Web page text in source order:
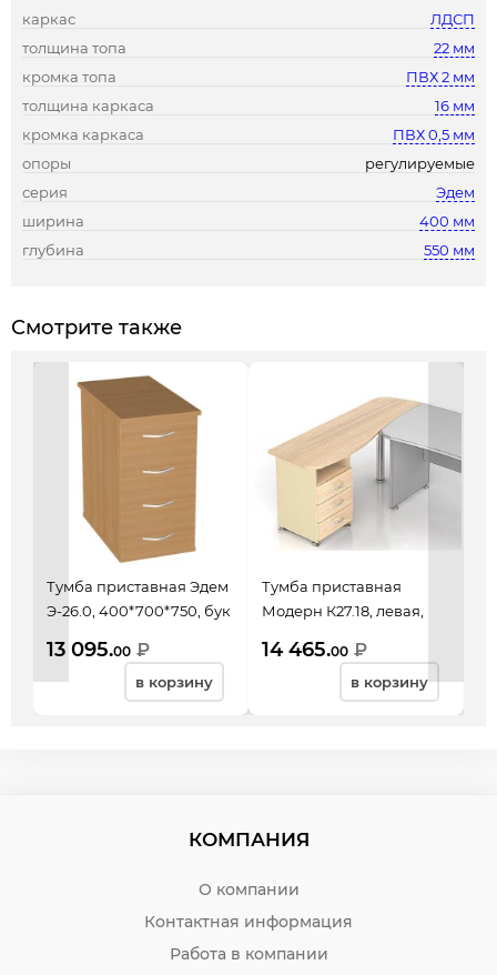
каркас
ЛДСП
толщина топа
22 мм
кромка топа
ПВХ 2 мм
толщина каркаса
16 мм
кромка каркаса
ПВХ 0,5 мм
опоры
регулируемые
серия
Эдем
ширина
400 мм
глубина
550 мм
Смотрите также
Тумба приставная Эдем
Э-26.0, 400*700*750, бук
13 095.00 ₽
в корзину
Тумба приставная
Модерн К27.18, левая,
шамони светлый
14 465.00 ₽
в корзину
КОМПАНИЯ
О компании
Контактная информация
Работа в компании